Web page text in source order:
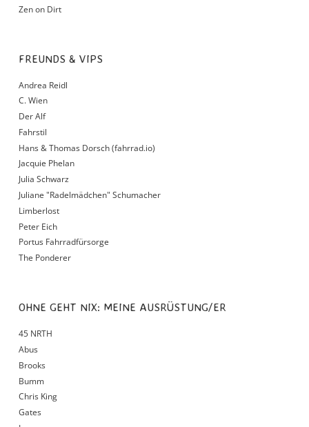
Zen on Dirt
FREUNDS & VIPS
Andrea Reidl
C. Wien
Der Alf
Fahrstil
Hans & Thomas Dorsch (fahrrad.io)
Jacquie Phelan
Julia Schwarz
Juliane "Radelmädchen" Schumacher
Limberlost
Peter Eich
Portus Fahrradfürsorge
The Ponderer
OHNE GEHT NIX: MEINE AUSRÜSTUNG/ER
45 NRTH
Abus
Brooks
Bumm
Chris King
Gates